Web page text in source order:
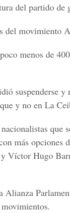
del partido de
del movimiento
menos de
suspenderse y
y no en La
que
más opciones
Víctor Hugo
Alianza